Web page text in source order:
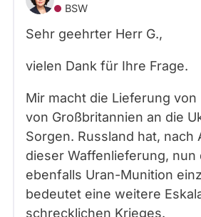
BSW
Sehr geehrter Herr G.,
vielen Dank für Ihre Frage.
Mir macht die Lieferung
von Großbritannien an die
Sorgen. Russland hat, nach
dieser Waffenlieferung, nun
ebenfalls Uran-Munition
bedeutet eine weitere
schrecklichen Krieges.